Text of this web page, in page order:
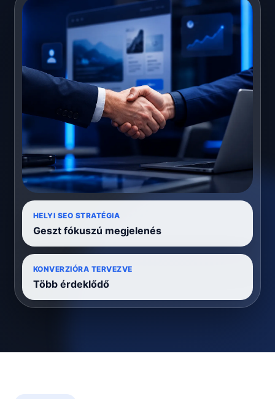
HELYI SEO STRATÉGIA
Geszt fókuszú megjelenés
KONVERZIÓRA TERVEZVE
Több érdeklődő